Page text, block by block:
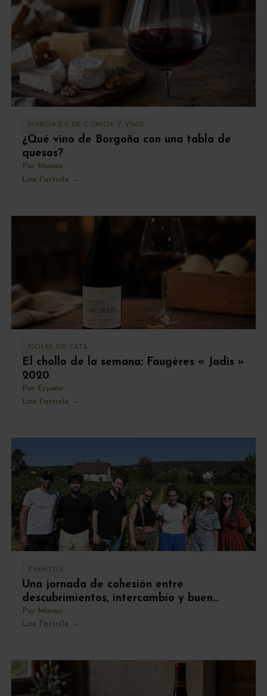
MARIDAJES DE COMIDA Y VINO
¿Qué vino de Borgoña con una tabla de
quesos?
Por
Manon
Lire l'article
FICHAS DE CATA
El chollo de la semana: Faugères « Jadis »
2020
Por
Eryane
Lire l'article
EVENTOS
Una jornada de cohesión entre
descubrimientos, intercambio y buen
humor
Por
Manon
Lire l'article